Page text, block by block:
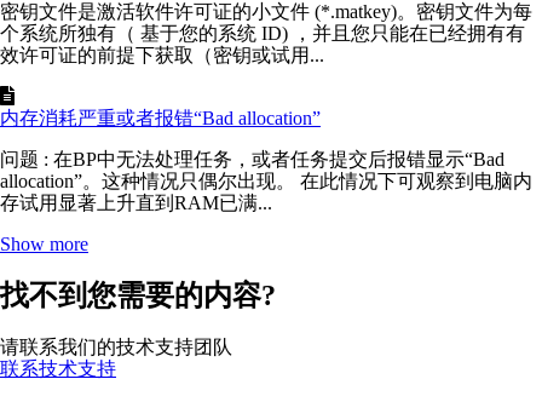
密钥文件是激活软件许可证的小文件 (*.matkey)。密钥文件为每
个系统所独有（ 基于您的系统 ID) ，并且您只能在已经拥有有
效许可证的前提下获取（密钥或试用...
内存消耗严重或者报错“Bad allocation”
问题 : 在BP中无法处理任务，或者任务提交后报错显示“Bad
allocation”。这种情况只偶尔出现。 在此情况下可观察到电脑内
存试用显著上升直到RAM已满...
Show more
找不到您需要的内容?
请联系我们的技术支持团队
联系技术支持